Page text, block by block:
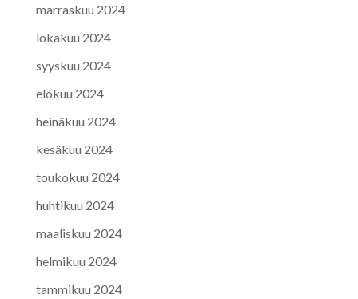
marraskuu 2024
lokakuu 2024
syyskuu 2024
elokuu 2024
heinäkuu 2024
kesäkuu 2024
toukokuu 2024
huhtikuu 2024
maaliskuu 2024
helmikuu 2024
tammikuu 2024